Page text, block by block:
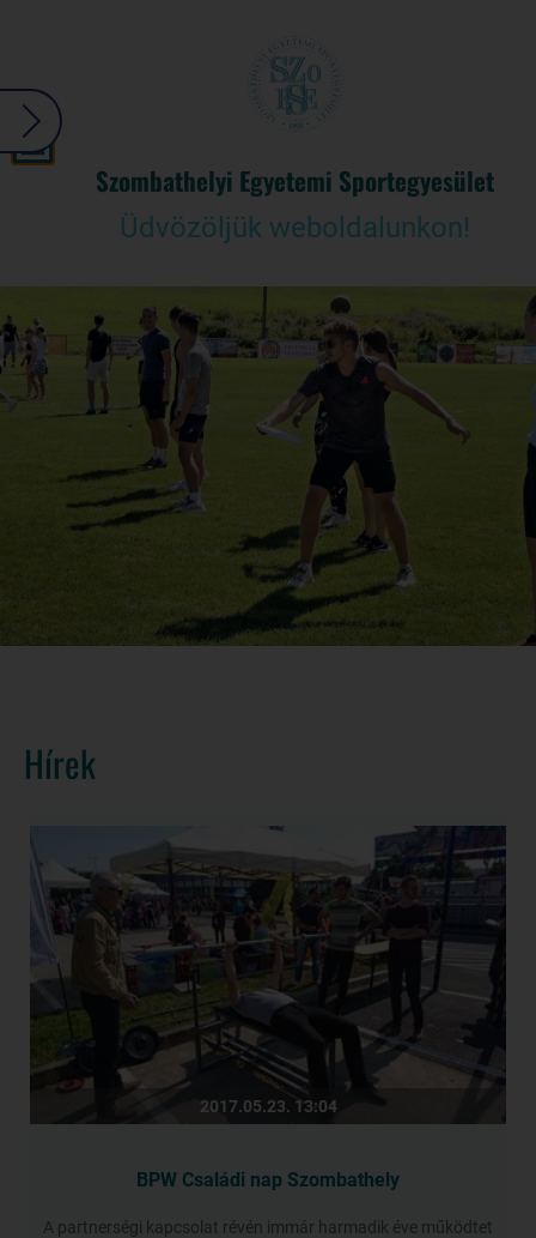
Szombathelyi Egyetemi Sportegyesület
Üdvözöljük weboldalunkon!
Hírek
2017.05.23. 13:04
BPW Családi nap Szombathely
A partnerségi kapcsolat révén immár harmadik éve működtet